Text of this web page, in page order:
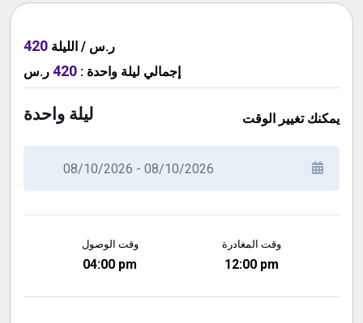
420 ر.س / الليلة
إجمالي ليلة واحدة :
420 ر.س
ليلة واحدة يمكنك تغيير الوقت
وقت الوصول
04:00 pm
وقت المغادرة
12:00 pm